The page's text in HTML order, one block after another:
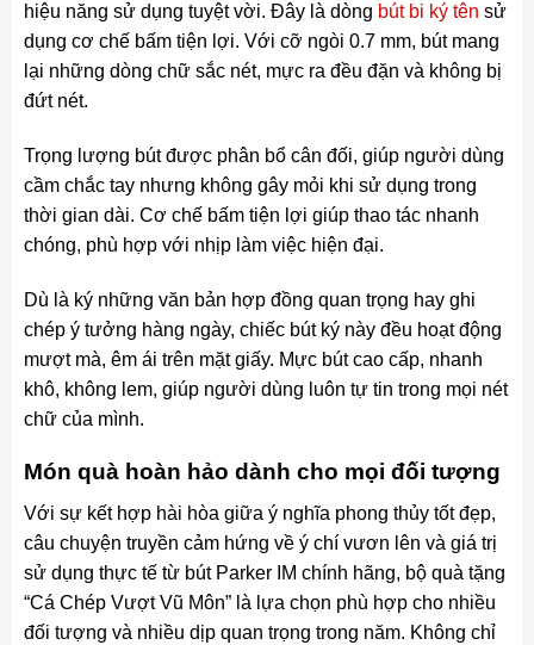
hiệu năng sử dụng tuyệt vời. Đây là dòng bút bi ký tên sử
dụng cơ chế bấm tiện lợi. Với cỡ ngòi 0.7 mm, bút mang
lại những dòng chữ sắc nét, mực ra đều đặn và không bị
đứt nét.
Trọng lượng bút được phân bổ cân đối, giúp người dùng
cầm chắc tay nhưng không gây mỏi khi sử dụng trong
thời gian dài. Cơ chế bấm tiện lợi giúp thao tác nhanh
chóng, phù hợp với nhịp làm việc hiện đại.
Dù là ký những văn bản hợp đồng quan trọng hay ghi
chép ý tưởng hàng ngày, chiếc bút ký này đều hoạt động
mượt mà, êm ái trên mặt giấy. Mực bút cao cấp, nhanh
khô, không lem, giúp người dùng luôn tự tin trong mọi nét
chữ của mình.
Món quà hoàn hảo dành cho mọi đối tượng
Với sự kết hợp hài hòa giữa ý nghĩa phong thủy tốt đẹp,
câu chuyện truyền cảm hứng về ý chí vươn lên và giá trị
sử dụng thực tế từ bút Parker IM chính hãng, bộ quà tặng
“Cá Chép Vượt Vũ Môn” là lựa chọn phù hợp cho nhiều
đối tượng và nhiều dịp quan trọng trong năm. Không chỉ